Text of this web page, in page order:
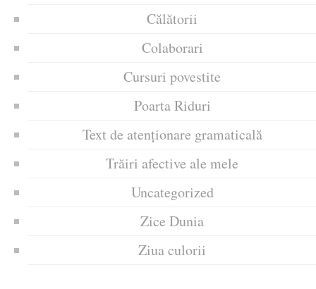
Călătorii
Colaborari
Cursuri povestite
Poarta Riduri
Text de atenționare gramaticală
Trăiri afective ale mele
Uncategorized
Zice Dunia
Ziua culorii